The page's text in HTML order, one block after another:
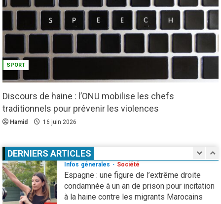
SPORT
Discours de haine : l’ONU mobilise les chefs
traditionnels pour prévenir les violences
Hamid 16 juin 2026
DERNIERS ARTICLES
4
malnutrition
1 août 2026
5
Droit humain
Eau et assainissement
International
El Niño : le monde est entré « en terrain
1 août 2026
Infos génerales International Sécurité
81 ans après Hiroshima, l’ONU sonne
l’alarme : le spectre d’une guerre nucléaire
7 août 2026
Infos génerales Société
Espagne : une figure de l’extrême droite
condamnée à un an de prison pour incitation
à la haine contre les migrants Marocains